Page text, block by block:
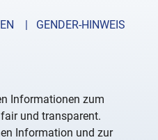
| GENDER-HINWEIS
Informationen zum
und transparent.
Information und zur